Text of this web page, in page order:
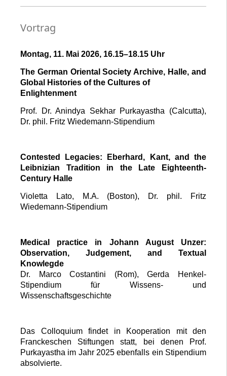
Vortrag
Montag, 11. Mai 2026, 16.15–18.15 Uhr
The German Oriental Society Archive, Halle, and
Global Histories of the Cultures of
Enlightenment
Prof. Dr. Anindya Sekhar Purkayastha (Calcutta),
Dr. phil. Fritz Wiedemann-Stipendium
Contested Legacies: Eberhard, Kant, and the
Leibnizian Tradition in the Late Eighteenth-
Century Halle
Violetta Lato, M.A. (Boston), Dr. phil. Fritz
Wiedemann-Stipendium
Medical practice in Johann August Unzer:
Observation, Judgement, and Textual
Knowlegde
Dr. Marco Costantini (Rom), Gerda Henkel-
Stipendium für Wissens- und
Wissenschaftsgeschichte
Das Colloquium findet in Kooperation mit den
Franckeschen Stiftungen statt, bei denen Prof.
Purkayastha im Jahr 2025 ebenfalls ein Stipendium
absolvierte.